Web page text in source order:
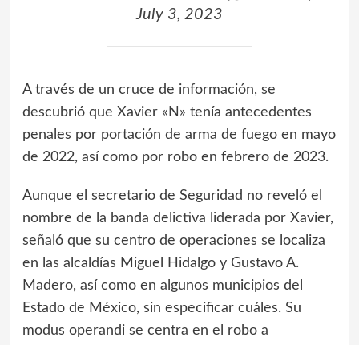
July 3, 2023
A través de un cruce de información, se
descubrió que Xavier «N» tenía antecedentes
penales por portación de arma de fuego en mayo
de 2022, así como por robo en febrero de 2023.
Aunque el secretario de Seguridad no reveló el
nombre de la banda delictiva liderada por Xavier,
señaló que su centro de operaciones se localiza
en las alcaldías Miguel Hidalgo y Gustavo A.
Madero, así como en algunos municipios del
Estado de México, sin especificar cuáles. Su
modus operandi se centra en el robo a